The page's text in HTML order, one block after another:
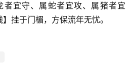
宜守、属蛇者宜攻、属猪者宜
挂于门楣，方保流年无忧。